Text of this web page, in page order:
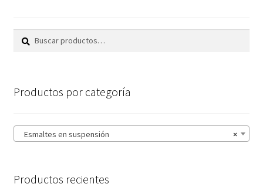
Buscar
Buscar
Productos por categoría
×
Esmaltes en suspensión
Productos recientes